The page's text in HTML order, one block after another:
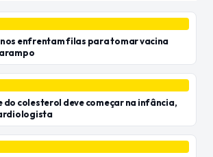
enfrentam filas para tomar vacina
do colesterol deve começar na infância,